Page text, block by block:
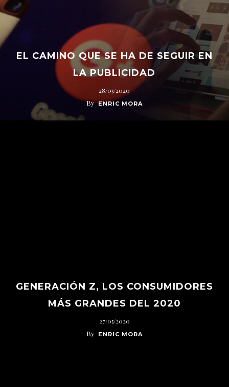
EL CAMINO QUE SE HA DE SEGUIR EN
LA PUBLICIDAD
28/05/2020
By ENRIC MORA
GENERACIÓN Z, LOS CONSUMIDORES
MÁS GRANDES DEL 2020
27/05/2020
By ENRIC MORA